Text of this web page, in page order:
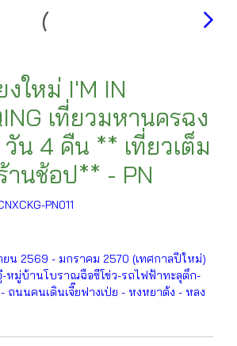
งใหม่ I'M IN
เที่ยวมหานครฉง
น 4 คืน ** เที่ยวเต็ม
านช้อป** - PN
PN011
น 2569 - มกราคม 2570 (เทศกาลปีใหม่)
-หมู่บ้านโบราณฉือซีโข่ว-รถไฟฟ้าทะลุตึก-
นนคนเดินเจี๊ยฟางเป่ย - หงหยาต้ง - หลง